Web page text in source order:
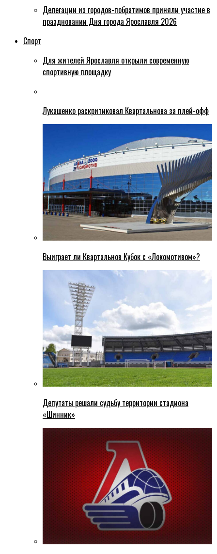
Делегации из городов-побратимов приняли участие в
праздновании Дня города Ярославля 2026
Спорт
Для жителей Ярославля открыли современную
спортивную площадку
Лукашенко раскритиковал Квартальнова за плей-офф
Выиграет ли Квартальнов Кубок с «Локомотивом»?
Депутаты решали судьбу территории стадиона
«Шинник»